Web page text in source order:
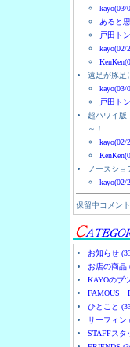
kayo(03/
あると
戸田ト
kayo(02/
遠足が豚足
kayo(03/
戸田ト
超ハワイ版
～！
kayo(02/
ノースシ
kayo(02/
保留中コメン
お知らせ
お店の商品
KAYOのブ
FAMOUS
ひとこと
サーフィン
STAFFスタ